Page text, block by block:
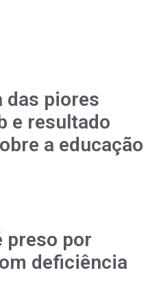
das piores
e resultado
a educação
preso por
deficiência